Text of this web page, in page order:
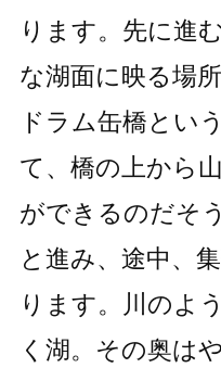
ります。先に進
な湖面に映る場
ドラム缶橋とい
て、橋の上から
ができるのだそ
と進み、途中、
ります。川のよ
く湖。その奥は